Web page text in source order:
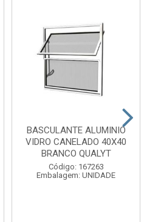
BASCULANTE ALUMINIO
VIDRO CANELADO 40X40
BRANCO QUALYT
Código: 167263
Embalagem: UNIDADE